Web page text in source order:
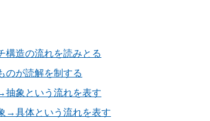
構造の流れを読みとる
のが読解を制する
象という流れを表す
→具体という流れを表す